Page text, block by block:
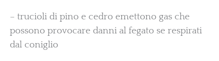
– trucioli di pino e cedro emettono gas che
possono provocare danni al fegato se respirati
dal coniglio